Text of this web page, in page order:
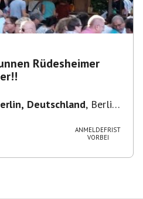
Rüdesheimer
Deutschland, Berlin-
ANMELDEFRIST
VORBEI